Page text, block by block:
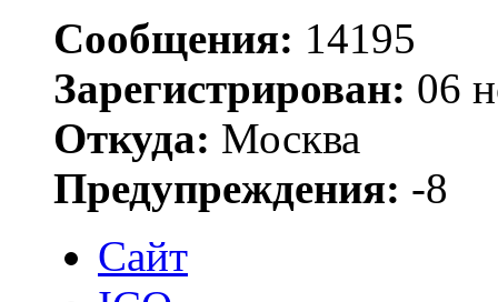
Сообщения: 14195
Зарегистрирован: 06
Откуда: Москва
Предупреждения: -8
Сайт